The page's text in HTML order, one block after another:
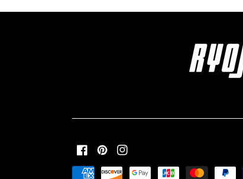
FacebookPinterestInstagram
Moyens